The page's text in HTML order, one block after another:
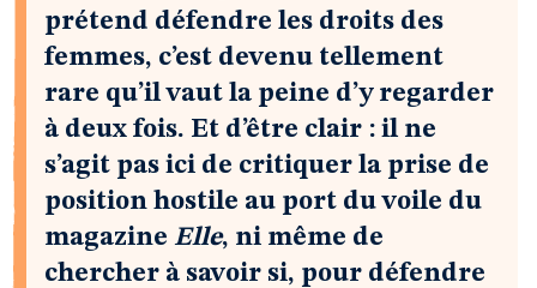
prétend défendre les droits des
femmes, c’est devenu tellement
rare qu’il vaut la peine d’y regarder
à deux fois. Et d’être clair : il ne
s’agit pas ici de critiquer la prise de
position hostile au port du voile du
magazine Elle, ni même de
chercher à savoir si, pour défendre